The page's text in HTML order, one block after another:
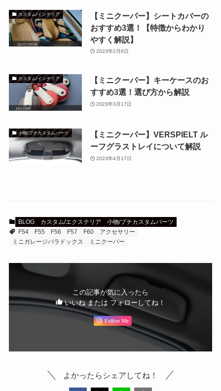
カスタム/インテリア
【ミニクーパー】シートカバーの
おすすめ3選！【特徴からわかり
やすく解説】
2023年2月6日
カスタム/インテリア
【ミニクーパー】キーケースのお
すすめ3選！選び方から解説
2023年3月17日
小物/プチカスタムパーツ
【ミニクーパー】VERSPIELT ル
ーフグラストレイについて解説
2023年4月17日
BLOG カスタム/エクステリア
小物/プチカスタムパーツ
F54
F55 F56 F57 F60
アクセサリー
ミニガレージパラドックス
ミニクーパー
この記事が気に入ったら
いいね または フォローしてね！
Follow Me
よかったらシェアしてね！